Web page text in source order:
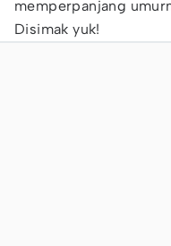
memperpanjang
Disimak yuk!